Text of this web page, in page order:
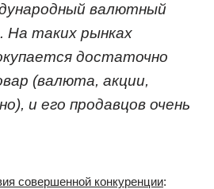
валютный
На таких рынках
достаточно
(валюта, акции,
и его продавцов очень
совершенной конкуренции: